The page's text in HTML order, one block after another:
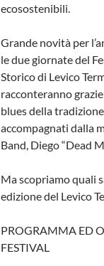
ecosostenibili.
Grande novità per
le due giornate del
Storico di Levico
racconteranno
blues della
accompagnati dalla
Band, Diego “Dead
Ma scopriamo quali
edizione del Levico
PROGRAMMA ED
FESTIVAL